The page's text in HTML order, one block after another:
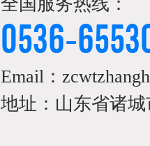
0536-
Email：
地址：山东省诸